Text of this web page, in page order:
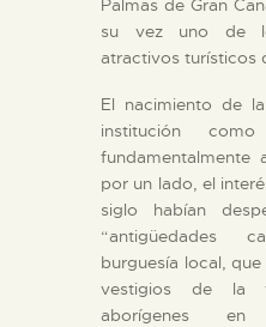
DIDÁCTICA
ESPAÑOL
PREPARAR
Palmas de Gran
su vez uno de
atractivos turísticos
El nacimiento de
institución
fundamentalmente
por un lado, el
siglo habían
“antigüedades
burguesía local,
vestigios de la
aborígenes